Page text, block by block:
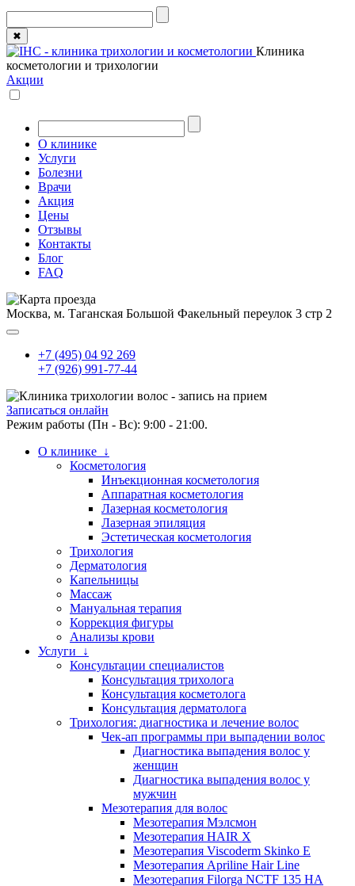
✖
Клиника
косметологии и трихологии
Акции
О клинике
Услуги
Болезни
Врачи
Акция
Цены
Отзывы
Контакты
Блог
FAQ
Москва, м. Таганская Большой Факельный переулок 3 стр 2
+7 (495) 04 92 269
+7 (926) 991-77-44
Записаться онлайн
Режим работы (Пн - Вс): 9:00 - 21:00.
О клинике ↓
Косметология
Инъекционная косметология
Аппаратная косметология
Лазерная косметология
Лазерная эпиляция
Эстетическая косметология
Трихология
Дерматология
Капельницы
Массаж
Мануальная терапия
Коррекция фигуры
Анализы крови
Услуги ↓
Консультации специалистов
Консультация трихолога
Консультация косметолога
Консультация дерматолога
Трихология: диагностика и лечение волос
Чек-ап программы при выпадении волос
Диагностика выпадения волос у
женщин
Диагностика выпадения волос у
мужчин
Мезотерапия для волос
Мезотерапия Мэлсмон
Мезотерапия HAIR X
Мезотерапия Viscoderm Skinko E
Мезотерапия Apriline Hair Line
Мезотерапия Filorga NCTF 135 HA